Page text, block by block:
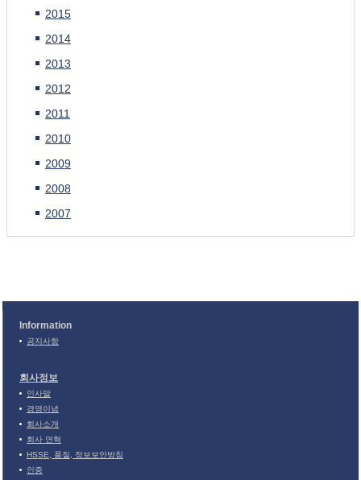
2015
2014
2013
2012
2011
2010
2009
2008
2007
Information
공지사항
회사정보
인사말
경영이념
회사소개
회사 연혁
HSSE, 품질, 정보보안방침
인증